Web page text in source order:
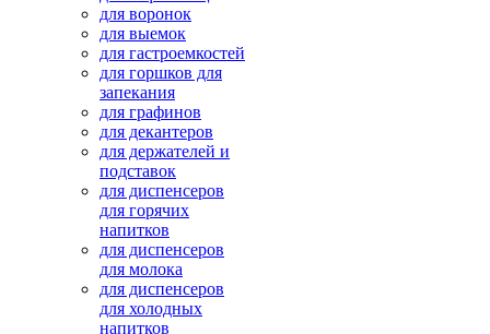
для воронок
для выемок
для гастроемкостей
для горшков для
запекания
для графинов
для декантеров
для держателей и
подставок
для диспенсеров
для горячих
напитков
для диспенсеров
для молока
для диспенсеров
для холодных
напитков